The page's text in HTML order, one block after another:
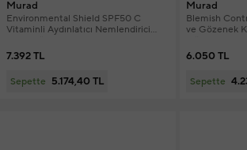
Murad
Environmental Shield SPF50 C
Vitaminli Aydınlatıcı Nemlendirici
7.392 TL
Sepette 5.174,40 TL
Murad
Blemish
ve Gözenek
6.050 TL
Sepette